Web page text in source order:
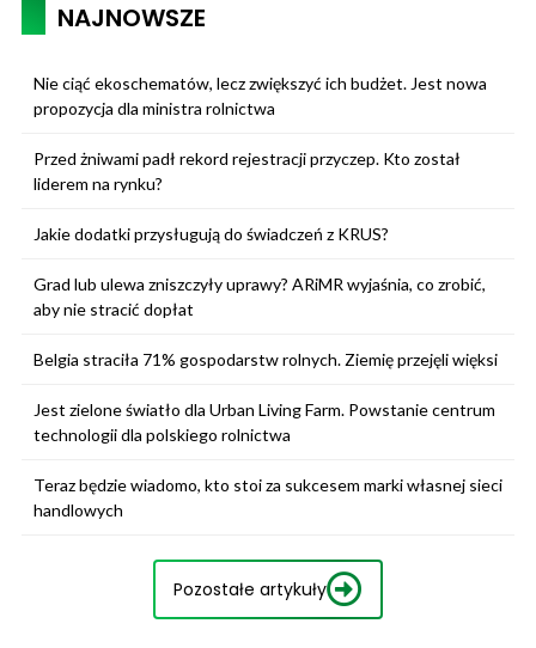
NAJNOWSZE
Nie ciąć ekoschematów, lecz zwiększyć ich budżet. Jest nowa
propozycja dla ministra rolnictwa
Przed żniwami padł rekord rejestracji przyczep. Kto został
liderem na rynku?
Jakie dodatki przysługują do świadczeń z KRUS?
Grad lub ulewa zniszczyły uprawy? ARiMR wyjaśnia, co zrobić,
aby nie stracić dopłat
Belgia straciła 71% gospodarstw rolnych. Ziemię przejęli więksi
Jest zielone światło dla Urban Living Farm. Powstanie centrum
technologii dla polskiego rolnictwa
Teraz będzie wiadomo, kto stoi za sukcesem marki własnej sieci
handlowych
Pozostałe artykuły